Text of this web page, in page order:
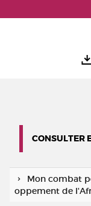
CONSULTER
Mon combat
oppement de